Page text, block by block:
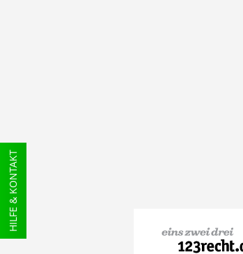
HILFE & KONTAKT